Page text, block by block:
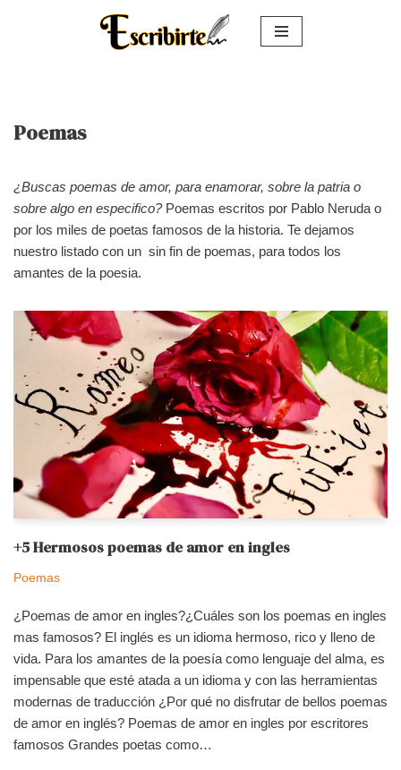
Poemas
¿Buscas poemas de amor, para enamorar, sobre la patria o
sobre algo en especifico?Poemas escritos por Pablo Neruda o
por los miles de poetas famosos de la historia. Te dejamos
nuestro listado con un sin fin de poemas, para todos los
amantes de la poesia.
+5 Hermosos poemas de amor en ingles
Poemas
¿Poemas de amor en ingles?¿Cuáles son los poemas en ingles
mas famosos? El inglés es un idioma hermoso, rico y lleno de
vida. Para los amantes de la poesía como lenguaje del alma, es
impensable que esté atada a un idioma y con las herramientas
modernas de traducción ¿Por qué no disfrutar de bellos poemas
de amor en inglés? Poemas de amor en ingles por escritores
famosos Grandes poetas como…